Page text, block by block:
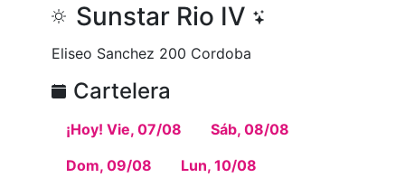
Sunstar Rio IV
Eliseo Sanchez 200 Cordoba
Cartelera
¡Hoy! Vie, 07/08
Sáb, 08/08
Dom, 09/08
Lun, 10/08